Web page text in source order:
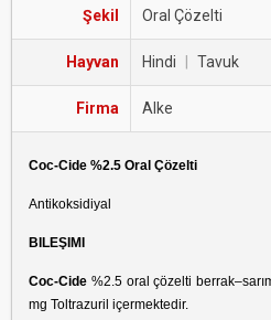
Şekil Oral Çözelti
Hayvan Hindi Tavuk
Firma Alke
Coc-Cide %2.5 Oral Çözelti
Antikoksidiyal
BILEŞIMI
Coc-Cide %2.5 oral çözelti
mg Toltrazuril içermektedir.